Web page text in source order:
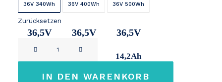
36V 340Wh
36,5V
36V 400Wh
36,5V
36V 500Wh
36,5V
14,2Ah
Zurücksetzen
IN DEN WARENKORB